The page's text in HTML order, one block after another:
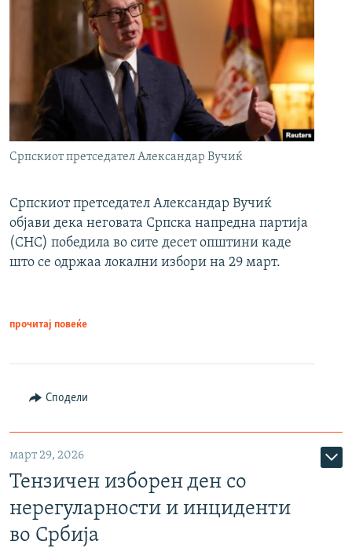
Српскиот претседател Александар Вучиќ
Српскиот претседател Александар Вучиќ
објави дека неговата Српска напредна партија
(СНС) победила во сите десет општини каде
што се одржаа локални избори на 29 март.
прочитај повеќе
Сподели
март 29, 2026
Тензичен изборен ден со
нерегуларности и инциденти
во Србија